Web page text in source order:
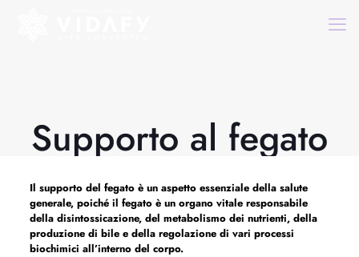
Supporto al fegato
Il supporto del fegato è un aspetto essenziale della salute
generale, poiché il fegato è un organo vitale responsabile
della disintossicazione, del metabolismo dei nutrienti, della
produzione di bile e della regolazione di vari processi
biochimici all’interno del corpo.